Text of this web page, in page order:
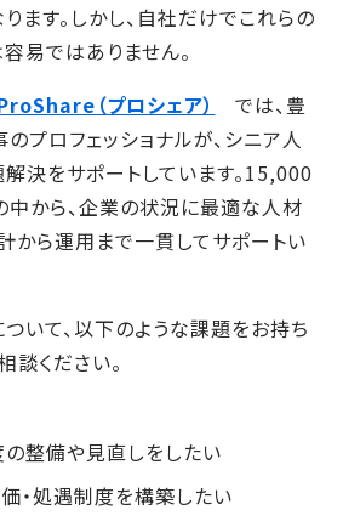
ます。しかし、自社だけでこれらの
易ではありません。
（プロシェア）
では、豊
プロフェッショナルが、シニア人
決をサポートしています。15,000
から、企業の状況に最適な人材
から運用まで一貫してサポートい
いて、以下のような課題をお持ち
談ください。
整備や見直しをしたい
・処遇制度を構築したい